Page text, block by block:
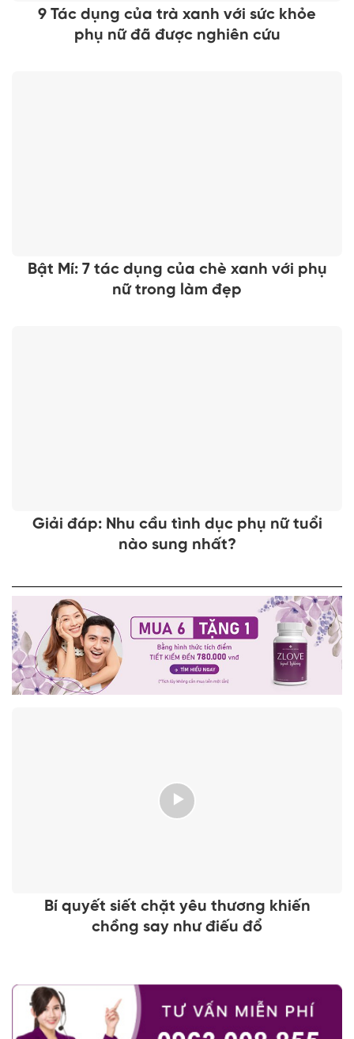
9 Tác dụng của trà xanh với sức khỏe
phụ nữ đã được nghiên cứu
Bật Mí: 7 tác dụng của chè xanh với phụ
nữ trong làm đẹp
Giải đáp: Nhu cầu tình dục phụ nữ tuổi
nào sung nhất?
Bí quyết siết chặt yêu thương khiến
chồng say như điếu đổ